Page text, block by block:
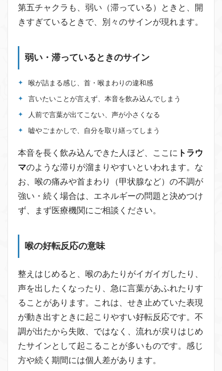
第五チャクラも、弱い（滞っている）ときと、開
きすぎているときで、別々のサインが現れます。
弱い・滞っているときのサイン
喉が詰まる感じ、首・喉まわりの違和感
言いたいことが言えず、本音を飲み込んでしまう
人前で言葉が出てこない、声が小さくなる
嘘やごまかしで、自分を取り繕ってしまう
本音を長く飲み込んできた人ほど、ここに トラウ
マのような滞りが溜まりやすいといわれます。な
お、喉の痛みや首まわり（甲状腺など）の不調が
強い・続く場合は、エネルギーの問題と決めつけ
ず、まず医療機関にご相談ください。
喉の好転反応の意味
整えはじめると、喉のあたりがイガイガしたり、
声を出したくなったり、急に言葉があふれたりす
ることがあります。これは、せき止めていた表現
が動き出すときに起こりやすい好転反応です。不
調が出たから失敗、ではなく、流れが戻りはじめ
たサインとして起こることが多いものです。感じ
方や続く期間には個人差があります。